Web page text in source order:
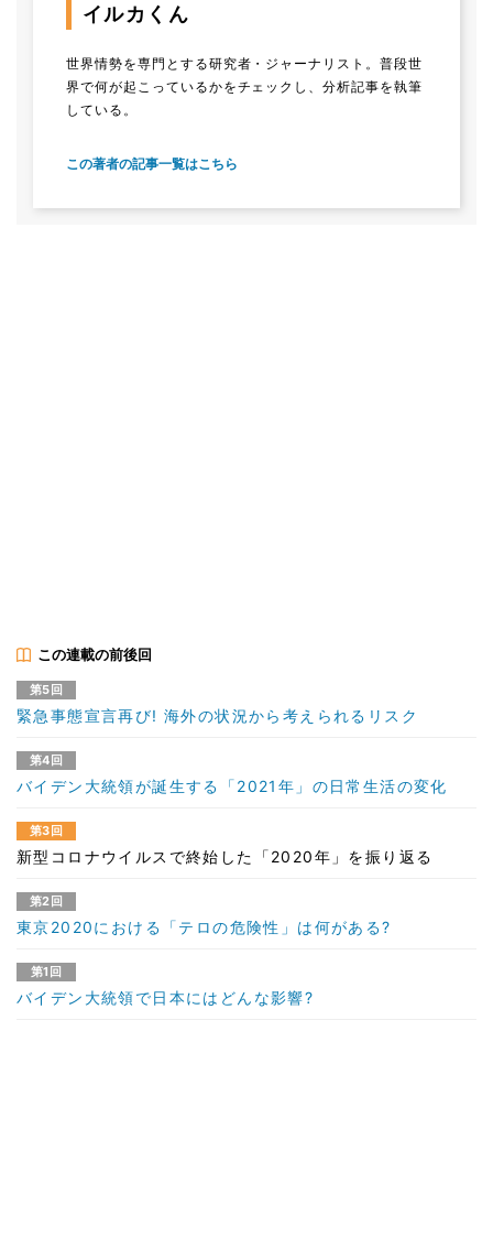
イルカくん
世界情勢を専門とする研究者・ジャーナリスト。普段世
界で何が起こっているかをチェックし、分析記事を執筆
している。
この著者の記事一覧はこちら
この連載の前後回
第5回
緊急事態宣言再び! 海外の状況から考えられるリスク
第4回
バイデン大統領が誕生する「2021年」の日常生活の変化
第3回
新型コロナウイルスで終始した「2020年」を振り返る
第2回
東京2020における「テロの危険性」は何がある?
第1回
バイデン大統領で日本にはどんな影響?